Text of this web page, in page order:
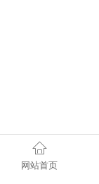

网站首页